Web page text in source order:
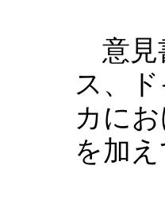
意見
ス、
カに
を加